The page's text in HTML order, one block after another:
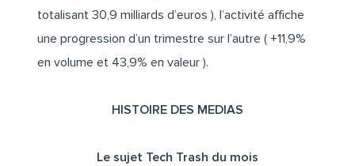
totalisant 30,9 milliards d’euros ), l’activité affiche
une progression d’un trimestre sur l’autre ( +11,9%
en volume et 43,9% en valeur ).
HISTOIRE DES MEDIAS
Le sujet Tech Trash du mois